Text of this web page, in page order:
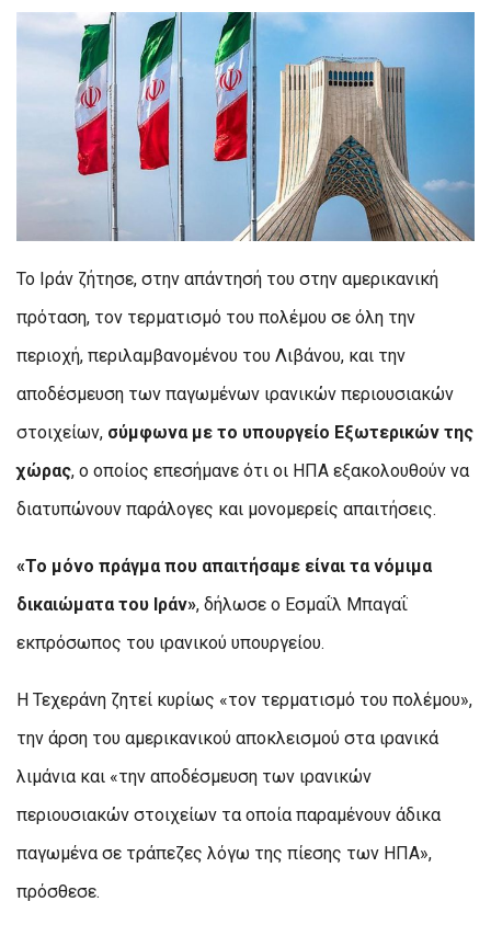
Το Ιράν ζήτησε, στην απάντησή του στην αμερικανική
πρόταση, τον τερματισμό του πολέμου σε όλη την
περιοχή, περιλαμβανομένου του Λιβάνου, και την
αποδέσμευση των παγωμένων ιρανικών περιουσιακών
στοιχείων, σύμφωνα με το υπουργείο Εξωτερικών της
χώρας, ο οποίος επεσήμανε ότι οι ΗΠΑ εξακολουθούν να
διατυπώνουν παράλογες και μονομερείς απαιτήσεις.
«Το μόνο πράγμα που απαιτήσαμε είναι τα νόμιμα
δικαιώματα του Ιράν», δήλωσε ο Εσμαΐλ Μπαγαΐ
εκπρόσωπος του ιρανικού υπουργείου.
Η Τεχεράνη ζητεί κυρίως «τον τερματισμό του πολέμου»,
την άρση του αμερικανικού αποκλεισμού στα ιρανικά
λιμάνια και «την αποδέσμευση των ιρανικών
περιουσιακών στοιχείων τα οποία παραμένουν άδικα
παγωμένα σε τράπεζες λόγω της πίεσης των ΗΠΑ»,
πρόσθεσε.